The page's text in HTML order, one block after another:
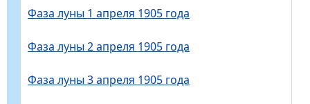
Фаза луны 1 апреля 1905 года
Фаза луны 2 апреля 1905 года
Фаза луны 3 апреля 1905 года